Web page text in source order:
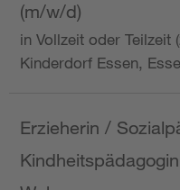
(m/w/d)
in Vollzeit oder Teilzeit
Kinderdorf Essen,
Erzieherin /